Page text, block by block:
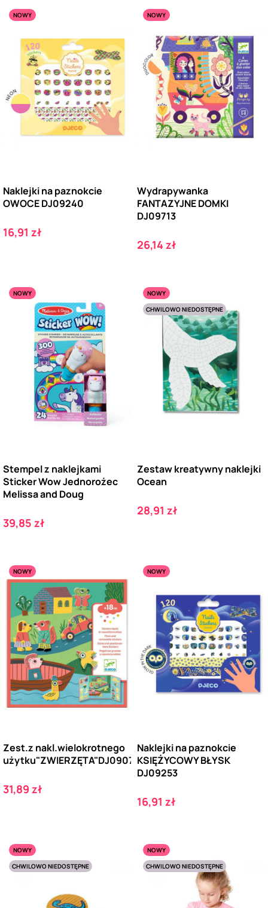
NOWY
Naklejki na paznokcie
OWOCE DJ09240
Cena
16,91 zł
NOWY
Wydrapywanka
FANTAZYJNE DOMKI
DJ09713
Cena
26,14 zł
NOWY
Stempel z naklejkami
Sticker Wow Jednorożec
Melissa and Doug
Cena
39,85 zł
NOWY
CHWILOWO NIEDOSTĘPNE
Zestaw kreatywny naklejki
Ocean
Cena
28,91 zł
NOWY
Zest.z nakl.wielokrotnego
użytku"ZWIERZĘTA"DJ09071
Cena
31,89 zł
NOWY
Naklejki na paznokcie
KSIĘŻYCOWY BŁYSK
DJ09253
Cena
16,91 zł
NOWY
CHWILOWO NIEDOSTĘPNE
NOWY
CHWILOWO NIEDOSTĘPNE